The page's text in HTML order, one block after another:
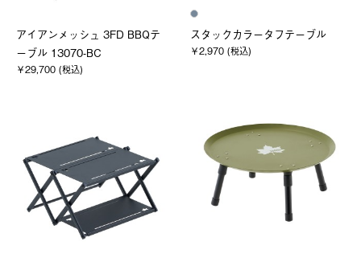
アイアンメッシュ 3FD BBQテ
ーブル 13070-BC
￥29,700 (税込)
スタックカラータフテーブル
￥2,970 (税込)